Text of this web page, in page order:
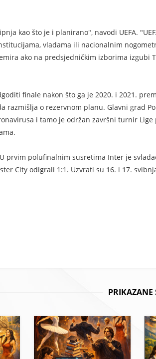
kao što je i planirano", navodi UEFA.
vladama ili nacionalnim
ako na predsjedničkim izborima izgubi
finale nakon što ga je 2020. i 2021.
razmišlja o rezervnom planu. Glavni grad
i tamo je održan završni turnir Lige
prvim polufinalnim susretima Inter je
City odigrali 1:1. Uzvrati su 16. i 17.
PRIKAZANE